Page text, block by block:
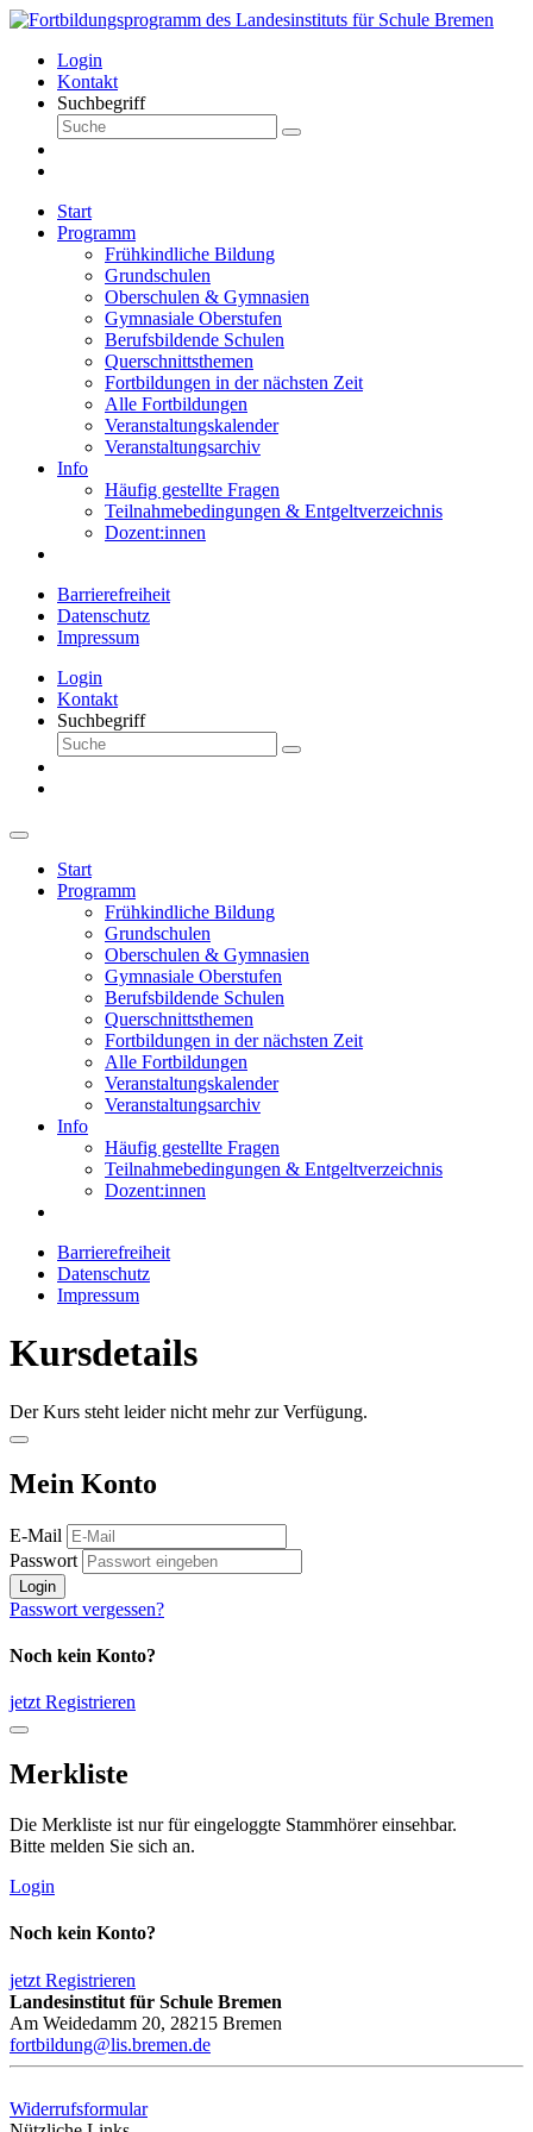
Login
Kontakt
Suchbegriff
Start
Programm
Frühkindliche Bildung
Grundschulen
Oberschulen & Gymnasien
Gymnasiale Oberstufen
Berufsbildende Schulen
Querschnittsthemen
Fortbildungen in der nächsten Zeit
Alle Fortbildungen
Veranstaltungskalender
Veranstaltungsarchiv
Info
Häufig gestellte Fragen
Teilnahmebedingungen & Entgeltverzeichnis
Dozent:innen
Barrierefreiheit
Datenschutz
Impressum
Login
Kontakt
Suchbegriff
Start
Programm
Frühkindliche Bildung
Grundschulen
Oberschulen & Gymnasien
Gymnasiale Oberstufen
Berufsbildende Schulen
Querschnittsthemen
Fortbildungen in der nächsten Zeit
Alle Fortbildungen
Veranstaltungskalender
Veranstaltungsarchiv
Info
Häufig gestellte Fragen
Teilnahmebedingungen & Entgeltverzeichnis
Dozent:innen
Barrierefreiheit
Datenschutz
Impressum
Kursdetails
Der Kurs steht leider nicht mehr zur Verfügung.
Mein Konto
E-Mail
Passwort
Login
Passwort vergessen?
Noch kein Konto?
jetzt Registrieren
Merkliste
Die Merkliste ist nur für eingeloggte Stammhörer einsehbar.
Bitte melden Sie sich an.
Login
Noch kein Konto?
jetzt Registrieren
Landesinstitut für Schule Bremen
Am Weidedamm 20, 28215 Bremen
fortbildung@lis.bremen.de
Widerrufsformular